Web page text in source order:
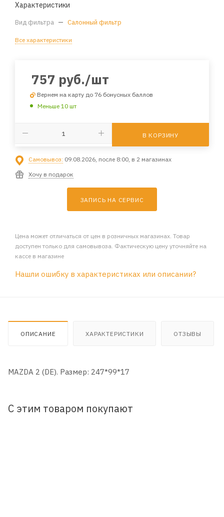
Характеристики
Вид фильтра — Салонный фильтр
Все характеристики
757 руб./шт
Вернем на карту до 76 бонусных баллов
Меньше 10 шт
В КОРЗИНУ
Самовывоз: 09.08.2026, после 8:00, в 2 магазинах
Хочу в подарок
ЗАПИСЬ НА СЕРВИС
Цена может отличаться от цен в розничных магазинах. Товар
доступен только для самовывоза. Фактическую цену уточняйте на
кассе в магазине
Нашли ошибку в характеристиках или описании?
ОПИСАНИЕ ХАРАКТЕРИСТИКИ ОТЗЫВЫ
MAZDA 2 (DE). Размер: 247*99*17
С этим товаром покупают